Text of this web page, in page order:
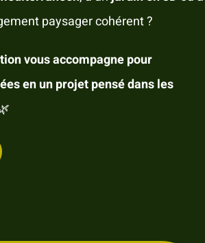
paysager cohérent ?
vous accompagne pour
en un projet pensé dans les